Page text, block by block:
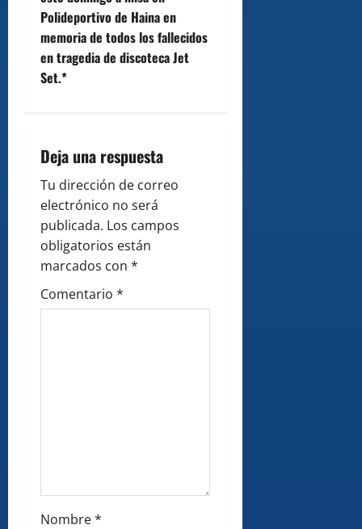
a
v
i
a
t
i
o
n
Polideportivo de Haina en
memoria de todos los fallecidos
en tragedia de discoteca Jet
Set.*
Deja una respuesta
Tu dirección de correo
electrónico no será
publicada. Los campos
obligatorios están
marcados con *
Comentario *
Nombre*